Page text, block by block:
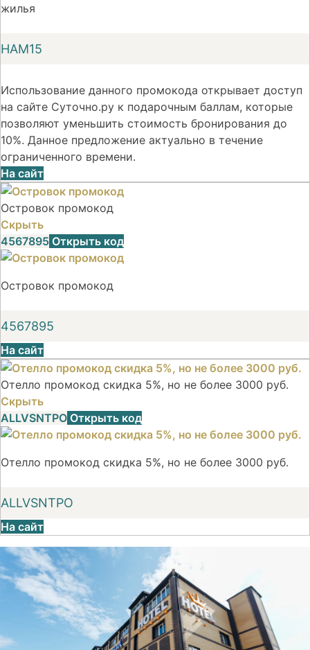
жилья
НАМ15
Использование данного промокода открывает доступ
на сайте Суточно.ру к подарочным баллам, которые
позволяют уменьшить стоимость бронирования до
10%. Данное предложение актуально в течение
ограниченного времени.
На сайт
Островок промокод
Скрыть
4567895 Открыть код
Островок промокод
4567895
На сайт
Отелло промокод скидка 5%, но не более 3000 руб.
Скрыть
ALLVSNTPO Открыть код
Отелло промокод скидка 5%, но не более 3000 руб.
ALLVSNTPO
На сайт